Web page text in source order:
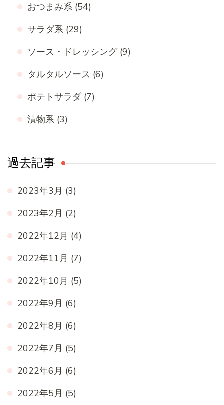
おつまみ系 (54)
サラダ系 (29)
ソース・ドレッシング(9)
タルタルソース (6)
ポテトサラダ (7)
漬物系 (3)
過去記事
2023年3月 (3)
2023年2月 (2)
2022年12月 (4)
2022年11月 (7)
2022年10月 (5)
2022年9月 (6)
2022年8月 (6)
2022年7月 (5)
2022年6月 (6)
2022年5月 (5)